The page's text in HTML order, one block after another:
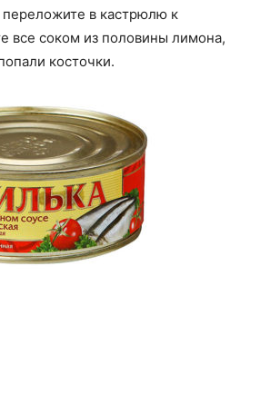
в кастрюлю к
все соком из половины лимона,
косточки.